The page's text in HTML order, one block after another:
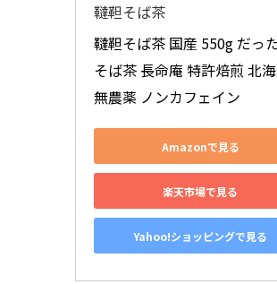
韃靼そば茶
韃靼そば茶 国産 550g だっ
そば茶 長命庵 特許焙煎 北
無農薬 ノンカフェイン
Amazonで見る
楽天市場で見る
Yahoo!ショッピングで見る